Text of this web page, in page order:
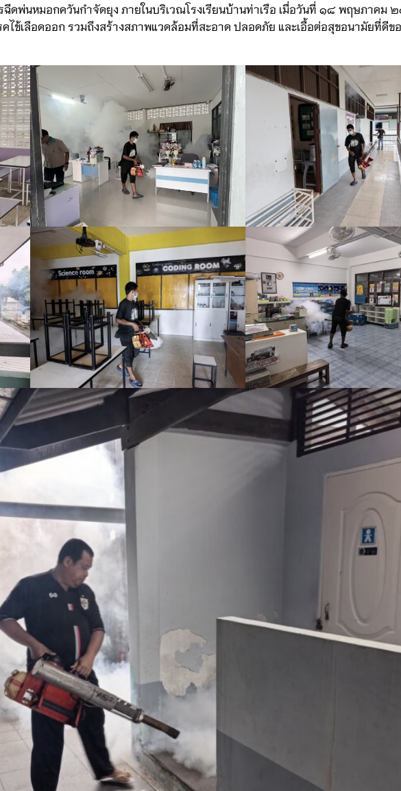
ฉีดพ่นหมอกควันกำจัดยุง ภายในบริเวณโรงเรียนบ้านท่าเรือ เมื่อวันที่ ๑๘ พฤษภาคม
ไข้เลือดออก รวมถึงสร้างสภาพแวดล้อมที่สะอาด ปลอดภัย และเอื้อต่อสุขอนามัยที่ดีข